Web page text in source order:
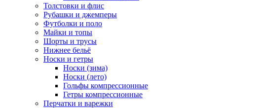
Толстовки и флис
Рубашки и джемперы
Футболки и поло
Майки и топы
Шорты и трусы
Нижнее бельё
Носки и гетры
Носки (зима)
Носки (лето)
Гольфы компрессионные
Гетры компрессионные
Перчатки и варежки